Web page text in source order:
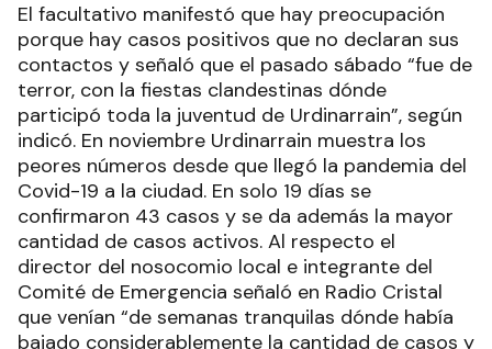
El facultativo manifestó que hay preocupación
porque hay casos positivos que no declaran sus
contactos y señaló que el pasado sábado “fue de
terror, con la fiestas clandestinas dónde
participó toda la juventud de Urdinarrain”, según
indicó. En noviembre Urdinarrain muestra los
peores números desde que llegó la pandemia del
Covid-19 a la ciudad. En solo 19 días se
confirmaron 43 casos y se da además la mayor
cantidad de casos activos. Al respecto el
director del nosocomio local e integrante del
Comité de Emergencia señaló en Radio Cristal
que venían “de semanas tranquilas dónde había
bajado considerablemente la cantidad de casos y